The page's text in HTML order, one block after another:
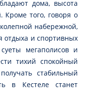
дома, высота
Кроме того, говоря о
набережной,
отдыха и спортивных
мегаполисов и
тихий спокойный
стабильный
в Кестеле станет